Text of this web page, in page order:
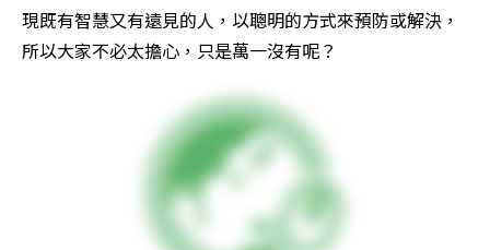
現既有智慧又有遠見的人，以聰明的方式來預防或解決，
所以大家不必太擔心，只是萬一沒有呢？